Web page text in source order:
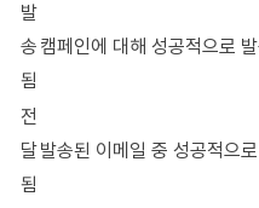
발
송
됨
캠페인에 대해 성공적으로
전
달
됨
발송된 이메일 중 성공적으